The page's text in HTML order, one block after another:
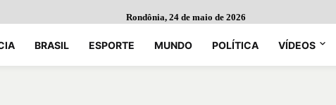
Rondônia, 24 de maio de 2026
BRASIL ESPORTE MUNDO POLÍTICA VÍDEOS